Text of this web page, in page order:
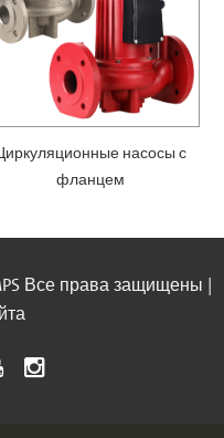
насосы с
фланцем
Все права защищены |